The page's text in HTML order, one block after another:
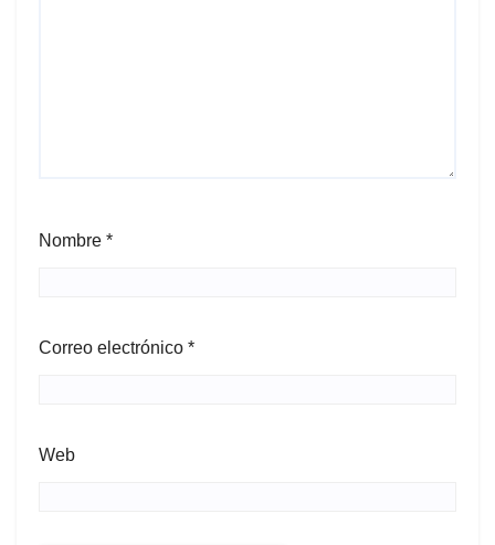
Nombre *
Correo electrónico *
Web